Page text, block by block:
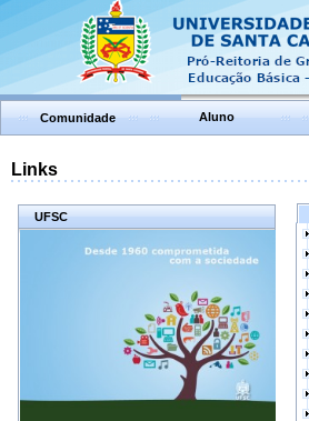
Comunidade Aluno
Links
UFSC